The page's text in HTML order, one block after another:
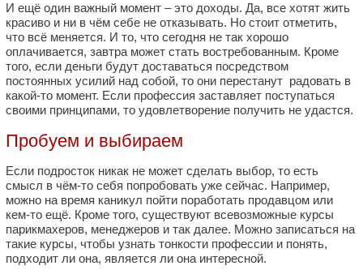
И ещё один важный момент – это доходы. Да, все хотят жить
красиво и ни в чём себе не отказывать. Но стоит отметить,
что всё меняется. И то, что сегодня не так хорошо
оплачивается, завтра может стать востребованным. Кроме
того, если деньги будут доставаться посредством
постоянных усилий над собой, то они перестанут радовать в
какой-то момент. Если профессия заставляет поступаться
своими принципами, то удовлетворение получить не удастся.
Пробуем и выбираем
Если подросток никак не может сделать выбор, то есть
смысл в чём-то себя попробовать уже сейчас. Например,
можно на время каникул пойти поработать продавцом или
кем-то ещё. Кроме того, существуют всевозможные курсы
парикмахеров, менеджеров и так далее. Можно записаться на
такие курсы, чтобы узнать тонкости профессии и понять,
подходит ли она, является ли она интересной.